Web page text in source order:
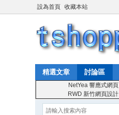
設為首頁 收藏本站
精選文章 討論區
NetYea 響應式網頁
RWD 新竹網頁設計